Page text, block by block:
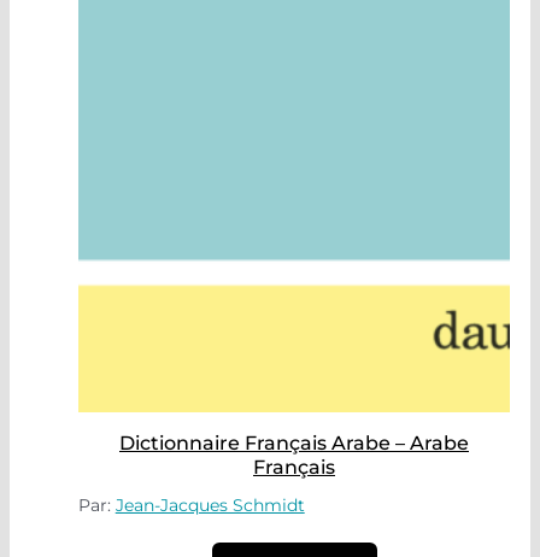
Dictionnaire Français Arabe – Arabe
Français
Par: Jean-Jacques Schmidt